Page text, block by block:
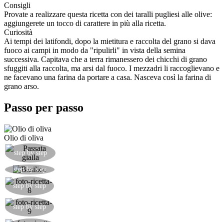
Consigli
Provate a realizzare questa ricetta con dei taralli pugliesi alle olive:
aggiungerete un tocco di carattere in più alla ricetta.
Curiosità
Ai tempi dei latifondi, dopo la mietitura e raccolta del grano si dava
fuoco ai campi in modo da "ripulirli" in vista della semina
successiva. Capitava che a terra rimanessero dei chicchi di grano
sfuggiti alla raccolta, ma arsi dal fuoco. I mezzadri li raccoglievano e
ne facevano una farina da portare a casa. Nasceva così la farina di
grano arso.
Passo per passo
Olio di oliva
step by step
step by step
step by step
step by step